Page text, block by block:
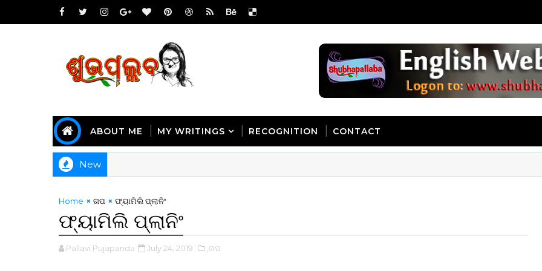
ABOUT ME MY WRITINGS RECOGNITION CONTACT
New
Home ଗପ ଫ୍ୟାମିଲି ପ୍ଲାନିଂ
ଫ୍ୟାମିଲି ପ୍ଲାନିଂ
Pallavi Pujapanda July 24, 2019 ,ଗପ